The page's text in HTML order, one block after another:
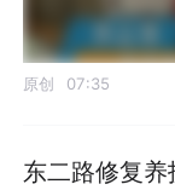
原创 07:35
东二路修复